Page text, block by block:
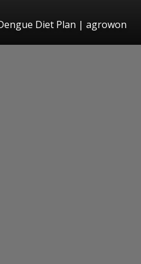
Diet Plan | agrowon